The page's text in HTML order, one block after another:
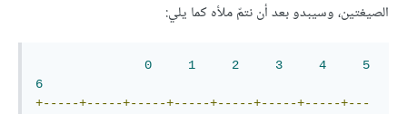
الصيغتين، وسيبدو بعد أن نتمّ ملأه كما يلي:
0 1 2 3 4
5
6
+-----+-----+-----+-----+-----+-----+-----+---